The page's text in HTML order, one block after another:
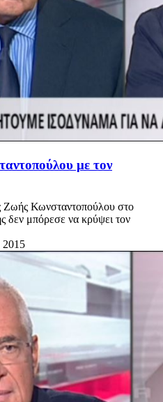
με τον
Ζωής Κωνσταντοπούλου στο
μπόρεσε να κρύψει τον
2015